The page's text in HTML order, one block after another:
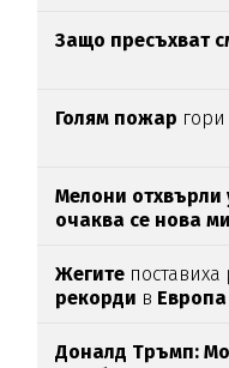
Защо пресъхват
Голям пожар
Мелони отхвърли
очаква се нова
Жегите
рекорди в Европа
Доналд Тръмп: